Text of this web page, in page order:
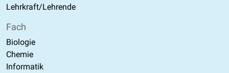
Lehrkraft/Lehrende
Fach
Biologie
Chemie
Informatik